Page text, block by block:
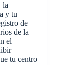
la
y tu
de
de la
el
tu centro